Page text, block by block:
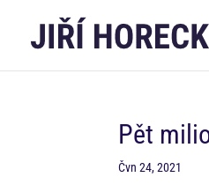
Pět
Čvn 24, 2021